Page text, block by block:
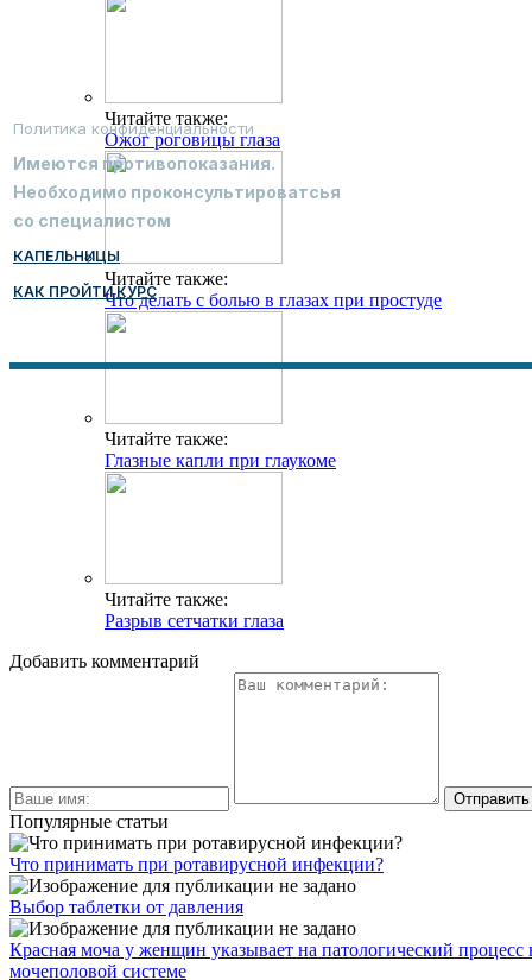
Читайте также:
Ожог роговицы глаза
Читайте также:
Что делать с болью в глазах при простуде
Читайте также:
Глазные капли при глаукоме
Читайте также:
Разрыв сетчатки глаза
Добавить комментарий
Популярные статьи
Что принимать при ротавирусной инфекции?
Выбор таблетки от давления
Красная моча у женщин указывает на патологический процесс
мочеполовой системе
Политика конфиденциальности
Имеются противопоказания.
Необходимо проконсультироватсья
со специалистом
КАПЕЛЬНИЦЫ
КАК ПРОЙТИ КУРС